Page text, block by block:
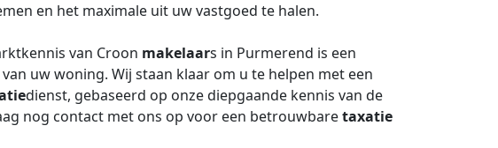
en het maximale uit uw vastgoed te halen.
van Croon makelaars in Purmerend is een
van uw woning. Wij staan klaar om u te helpen met een
dienst, gebaseerd op onze diepgaande kennis van de
nog contact met ons op voor een betrouwbaretaxatie